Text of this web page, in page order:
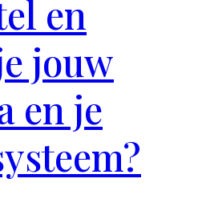
en
jouw
en je